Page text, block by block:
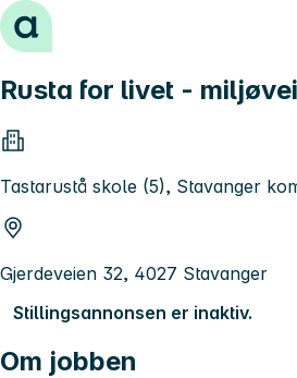
Hopp til innhold
Rusta for livet -
Tastarustå skole (5), Stavanger
Gjerdeveien 32, 4027 Stavanger
Stillingsannonsen er inaktiv.
Om jobben